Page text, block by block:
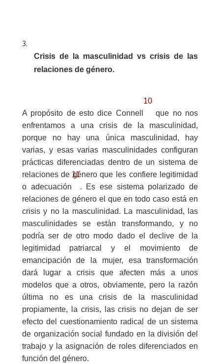
Crisis de la masculinidad vs crisis de las
relaciones de género.
A propósito de esto dice Connell
10
que no nos
enfrentamos a una crisis de la masculinidad,
porque no hay una única masculinidad, hay
varias, y esas varias masculinidades configuran
prácticas diferenciadas dentro de un sistema de
relaciones de género que les confiere legitimidad
o adecuación
11
. Es ese sistema polarizado de
relaciones de género el que en todo caso está en
crisis y no la masculinidad. La masculinidad, las
masculinidades se están transformando, y no
podría ser de otro modo dado el declive de la
legitimidad patriarcal y el movimiento de
emancipación de la mujer, esa transformación
dará lugar a crisis que afecten más a unos
modelos que a otros, obviamente, pero la razón
última no es una crisis de la masculinidad
propiamente, la crisis, las crisis no dejan de ser
efecto del cuestionamiento radical de un sistema
de organización social fundado en la división del
trabajo y la asignación de roles diferenciados en
función del género.